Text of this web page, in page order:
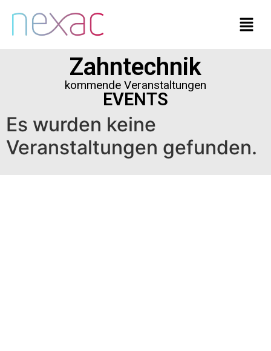
Zahntechnik
kommende Veranstaltungen
EVENTS
Es wurden keine
Veranstaltungen gefunden.